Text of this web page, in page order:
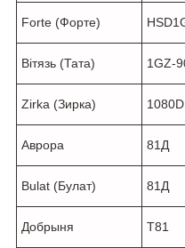
Forte (Форте)
Вітязь (Тата) 1GZ-
Zirka (Зирка)
Аврора 81Д
Bulat (Булат) 81Д
Добрыня T81